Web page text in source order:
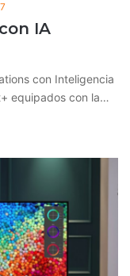
IA
con Inteligencia
equipados con la…